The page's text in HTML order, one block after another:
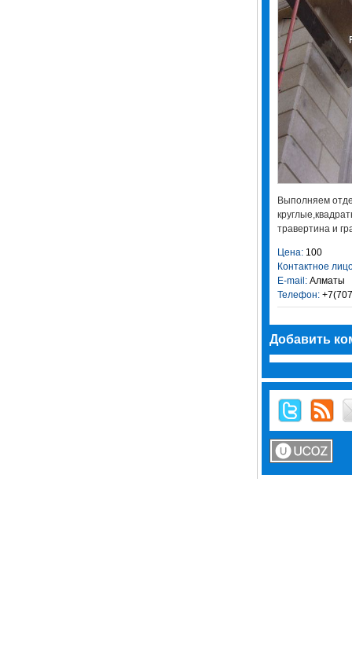
Выполняем
травертина и
Цена:100
Контактное
E-mail:Алматы
Телефон:
Добавить